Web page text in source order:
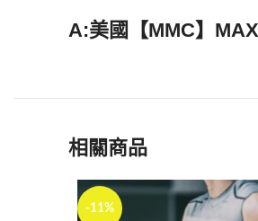
A:美國【MMC】
相關商品
-11%